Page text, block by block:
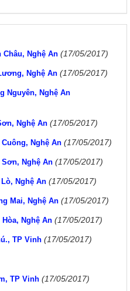
Châu, Nghệ An (17/05/2017)
Nghệ An (17/05/2017)
Nguyên, Nghệ An
Nghệ An (17/05/2017)
Cuông, Nghệ An (17/05/2017)
Sơn, Nghệ An (17/05/2017)
Nghệ An (17/05/2017)
Mai, Nghệ An (17/05/2017)
Nghệ An (17/05/2017)
TP Vinh (17/05/2017)
TP Vinh (17/05/2017)